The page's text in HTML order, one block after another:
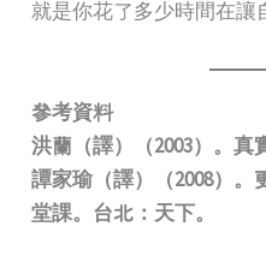
就是你花了多少時間在讓
參考資料
洪蘭（譯）（2003）。真
譚家瑜（譯）（2008）
堂課。台北：天下。